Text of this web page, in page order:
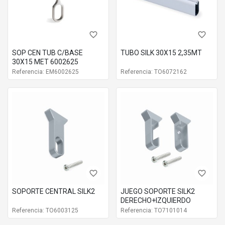
favorite_border
SOP CEN TUB C/BASE
30X15 MET 6002625
Referencia: EM6002625
favorite_border
TUBO SILK 30X15 2,35MT
Referencia: TO6072162
favorite_border
SOPORTE CENTRAL SILK2
Referencia: TO6003125
favorite_border
JUEGO SOPORTE SILK2
DERECHO+IZQUIERDO
Referencia: TO7101014